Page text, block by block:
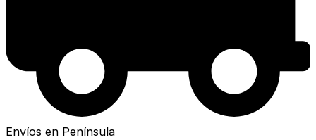
Envíos en Península